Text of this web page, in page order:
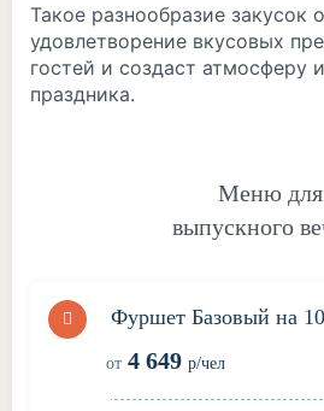
Такое разнообразие закусок
удовлетворение вкусовых
гостей и создаст атмосферу
праздника.
Меню для
выпускного
Фуршет Базовый на
от 4 649 р/чел